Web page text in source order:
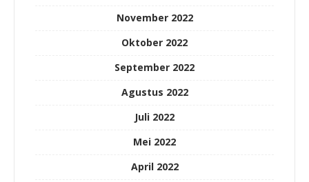
November 2022
Oktober 2022
September 2022
Agustus 2022
Juli 2022
Mei 2022
April 2022